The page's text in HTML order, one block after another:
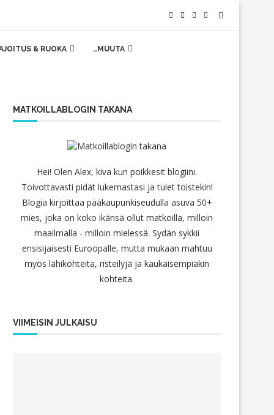
& RUOKA …MUUTA
MATKOILLABLOGIN TAKANA
Hei! Olen Alex, kiva kun poikkesit blogiini.
Toivottavasti pidät lukemastasi ja tulet toistekin!
Blogia kirjoittaa pääkaupunkiseudulla asuva 50+
mies, joka on koko ikänsä ollut matkoilla, milloin
maailmalla - milloin mielessä. Sydän sykkii
ensisijaisesti Euroopalle, mutta mukaan mahtuu
myös lähikohteita, risteilyjä ja kaukaisempiakin
kohteita.
VIIMEISIN JULKAISU